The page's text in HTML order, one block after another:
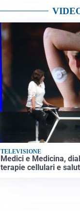
TELEVISIONE
Medici e Medicina,
terapie cellulari e